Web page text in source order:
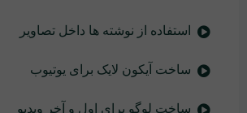
استفاده از نوشته ها داخل تصاویر
ساخت آیکون لایک برای یوتیوب
ساخت لوگو برای اول و آخر ویدیو